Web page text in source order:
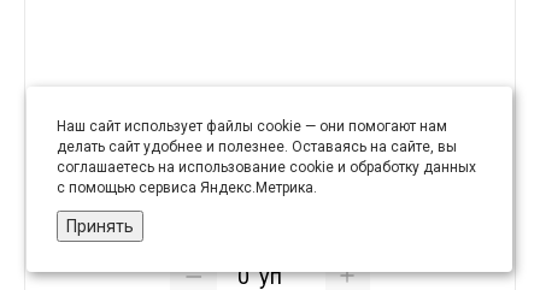
посеребренным отв
уп
Наш сайт использует файлы cookie — они помогают нам
делать сайт удобнее и полезнее. Оставаясь на сайте, вы
соглашаетесь на использование cookie и обработку данных
с помощью сервиса Яндекс.Метрика.
Принять